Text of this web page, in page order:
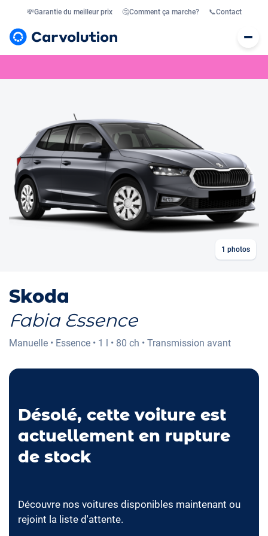
💸Garantie du meilleur prix 🤔Comment ça marche? 📞Contact
1 photos
Skoda
Fabia Essence
Manuelle • Essence • 1 l • 80 ch • Transmission avant
Désolé, cette voiture est
actuellement en rupture
de stock
Découvre nos voitures disponibles maintenant ou
rejoint la liste d'attente.